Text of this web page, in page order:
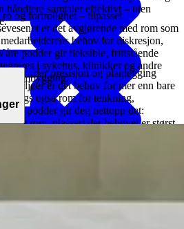
håndtere samtaler effektivt – uten
og fortrolighet – tilpasset
er det avgjørende med rom som
medarbeiderens behov for diskresjon,
podder gir fleksible, frittstående
i sykehus, klinikker og andre
ombygging.
– der presisjon og planlegging
er det behov for mer enn bare
trengs også rom for tenkning,
podder gir deg nettopp det:
rom, plassert der behovet er størst